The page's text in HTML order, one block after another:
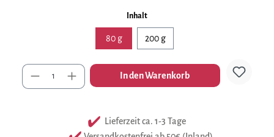
Inhaltauswählen
80 g 200 g
Anzahl In den Warenkorb
Lieferzeit ca. 1-3 Tage